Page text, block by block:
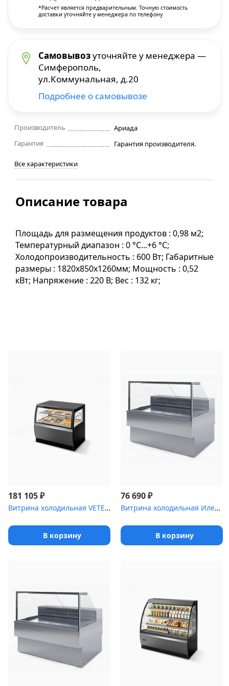
Производитель
Ариада
Гарантия
Гарантия производителя.
Все характеристики
*Расчет является предварительным. Точную стоимость
доставки уточняйте у менеджера по телефону
Самовывозуточняйте у менеджера —
Симферополь,
ул.Коммунальная, д.20
Подробнее о самовывозе
Описание товара
Площадь для размещения продуктов : 0,98 м2;
Температурный диапазон : 0 °C...+6 °C;
Холодопроизводительность : 600 Вт; Габаритные
размеры : 1820х850х1260мм; Мощность : 0,52
кВт; Напряжение : 220 В; Вес : 132 кг;
181 105₽
Витрина холодильная VETE 90 C
В корзину
76 690₽
Витрина холодильная Илеть ,2 Cube [ВХС-1 (динамика)]
В корзину
Строительные фены
Фрезеры
Штроборезы
Шуруповерты и электроотвертки
Электрорубанки